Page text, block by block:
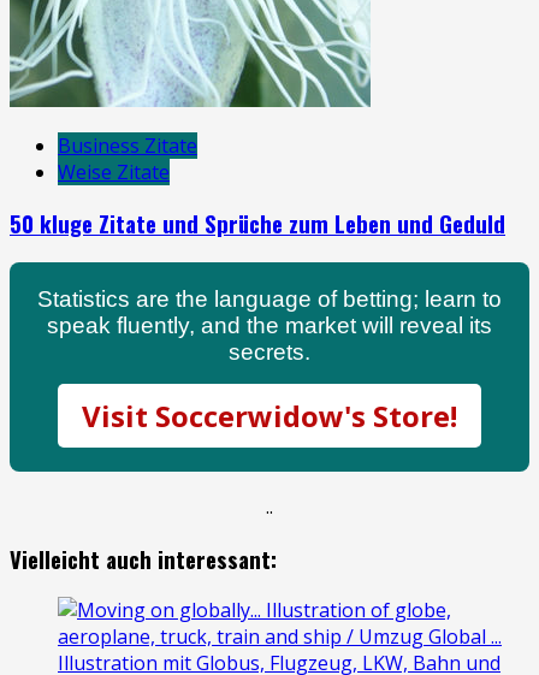
Business Zitate
Weise Zitate
50 kluge Zitate und Sprüche zum Leben und Geduld
Statistics are the language of betting; learn to
speak fluently, and the market will reveal its
secrets.
Visit Soccerwidow's Store!
..
Vielleicht auch interessant: